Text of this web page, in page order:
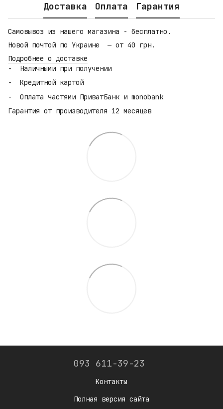
Доставка Оплата Гарантия
Самовывоз из нашего магазина - бесплатно.
Новой почтой по Украине — от 40 грн.
Подробнее о доставке
Наличными при получении
Кредитной картой
Оплата частями ПриватБанк и monobank
Гарантия от производителя 12 месяцев
093 611-39-23
Контакты
Полная версия сайта